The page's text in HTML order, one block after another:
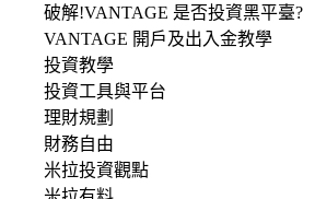
破解!VANTAGE 是否投資黑平臺?
VANTAGE 開戶及出入金教學
投資教學
投資工具與平台
理財規劃
財務自由
米拉投資觀點